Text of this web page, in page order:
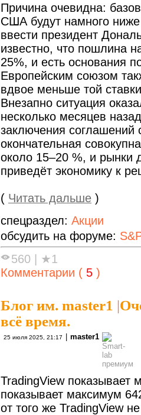
Причина очевидна:
США будут намного
ввести президент
известно, что пошлина
25%, и есть основания
Европейским союзом
вдвое меньше той
Внезапно ситуация
несколько месяцев
заключения
окончательная
около 15–20 %, и рынки
приведёт экономику к
( Читать дальше )
спецраздел: Акции
обсудить на форуме:
560
★1
Комментарии ( 5 )
Блог им. master1 |
всё время.
25 июля 2025, 21:17 master1
TradingView показывает
показывает максимум
от того же TradingView